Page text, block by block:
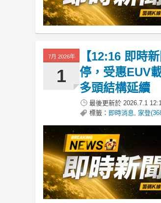
7月 2026年
1
【12:16 即時
停，受惠EUV
多頭結構延續
最後更新於 2026.7.1
標籤： 即時消息 家登